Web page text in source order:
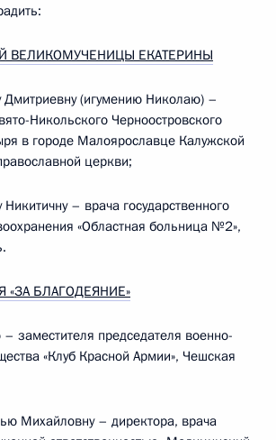
ВЕЛИКОМУЧЕНИЦЫ ЕКАТЕРИНЫ
(игумению Николаю) –
Никольского Черноостровского
в городе Малоярославце Калужской
церкви;
– врача государственного
«Областная больница №2»,
БЛАГОДЕЯНИЕ»
заместителя председателя военно-
«Клуб Красной Армии», Чешская
Михайловну – директора, врача